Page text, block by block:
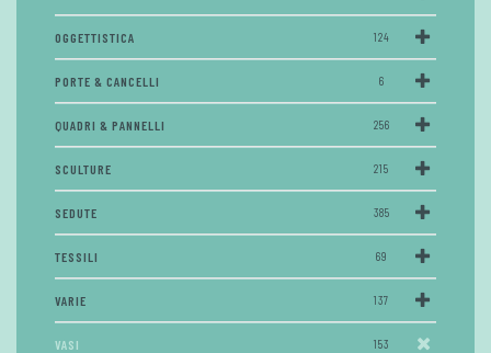
OGGETTISTICA 124
PORTE & CANCELLI 6
QUADRI & PANNELLI 256
SCULTURE 215
SEDUTE 385
TESSILI 69
VARIE 137
VASI 153